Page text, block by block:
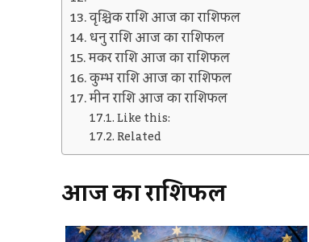
वृश्चिक राशि आज का राशिफल
धनु राशि आज का राशिफल
मकर राशि आज का राशिफल
कुम्भ राशि आज का राशिफल
मीन राशि आज का राशिफल
Like this:
Related
आजकाराशिफल